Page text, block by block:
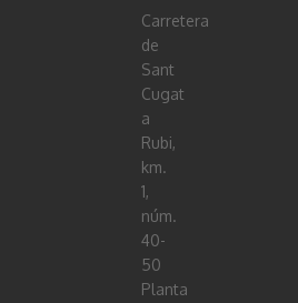
Carretera
de
Sant
Cugat
a
Rubi,
km.
1,
núm.
40-
50
Planta